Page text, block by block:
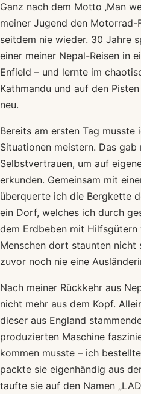
Ganz nach dem Motto ‚Man
meiner Jugend den Motorrad-
seitdem nie wieder. 30 Jahre
einer meiner Nepal-Reisen in
Enfield – und lernte im
Kathmandu und auf den
neu.
Bereits am ersten Tag musste
Situationen meistern. Das
Selbstvertrauen, um auf
erkunden. Gemeinsam mit
überquerte ich die Bergkette
ein Dorf, welches ich durch
dem Erdbeben mit
Menschen dort staunten
zuvor noch nie eine
Nach meiner Rückkehr aus
nicht mehr aus dem Kopf.
dieser aus England
produzierten Maschine
kommen musste – ich
packte sie eigenhändig aus
taufte sie auf den Namen